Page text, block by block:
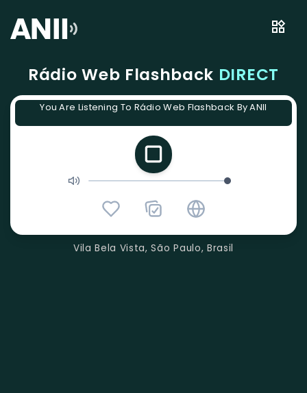
Rádio Web Flashback DIRECT
You Are Listening To Rádio Web Flashback By ANII
Vila Bela Vista, São Paulo, Brasil